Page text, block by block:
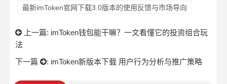
最新imToken官网下载3.0版本的使用反馈与市场导向
上一篇: imToken钱包能干嘛？一文看懂它的投资组合玩
法
下一篇
: imToken新版本下载 用户行为分析与推广策略